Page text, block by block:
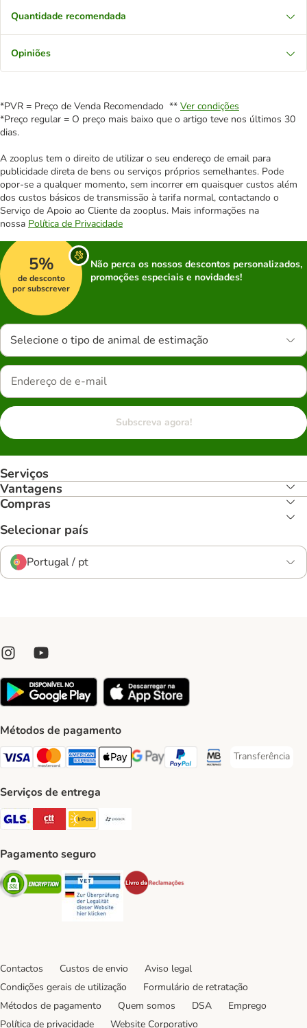
Quantidade recomendada
Opiniões
*PVR = Preço de Venda Recomendado ** Ver condições
*Preço regular = O preço mais baixo que o artigo teve nos últimos 30
dias.
A zooplus tem o direito de utilizar o seu endereço de email para
publicidade direta de bens ou serviços próprios semelhantes. Pode
opor-se a qualquer momento, sem incorrer em quaisquer custos além
dos custos básicos de transmissão à tarifa normal, contactando o
Serviço de Apoio ao Cliente da zooplus. Mais informações na
nossa Política de Privacidade
5%
de desconto
por subscrever
Não perca os nossos descontos personalizados,
promoções especiais e novidades!
Selecione o tipo de animal de estimação
Subscreva agora!
Serviços
Vantagens
Compras
Selecionar país
Portugal / pt
Métodos de pagamento
Visa Payment Method
Mastercard Payment Method
American Express Payment Method
Apple Pay Payment Method
Google Pay Payment Method
PayPal Payment Method
Multibanco Payment
Transferência
Transferência
Serviços de entrega
GLS Shipping Method
CTTExpress Shipping Method
InPost Shipping Method
Pagamento seguro
Security Security
Contactos Custos de envio
Aviso legal
Condições gerais de utilização
Formulário de retratação
Métodos de pagamento
Quem somos DSA
Emprego
Política de privacidade
Website Corporativo